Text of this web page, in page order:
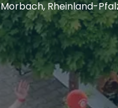
Morbach,Rheinland-